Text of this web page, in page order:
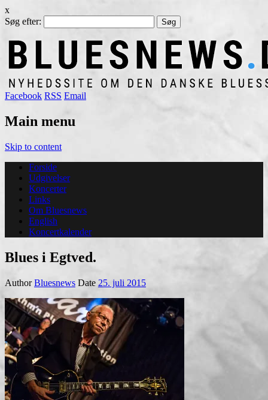
x
Søg efter:
Facebook RSS Email
Main menu
Skip to content
Forside
Udgivelser
Koncerter
Links
Om Bluesnews
English
Koncertkalender
Blues i Egtved.
AuthorBluesnews Date 25. juli 2015